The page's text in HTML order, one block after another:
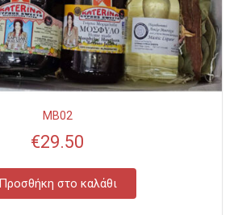
MB02
€29.50
Προσθήκη στο καλάθι